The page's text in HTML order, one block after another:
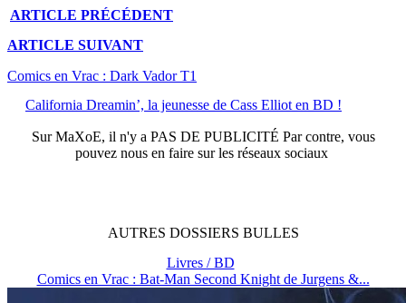
ARTICLE PRÉCÉDENT
ARTICLE SUIVANT
Comics en Vrac : Dark Vador T1
California Dreamin’, la jeunesse de Cass Elliot en BD !
SurMaXoE, il n'y a PAS DE PUBLICITÉ Par contre, vous
pouvez nous en faire sur les réseaux sociaux
AUTRES DOSSIERS BULLES
Livres / BD
Comics en Vrac : Bat-Man Second Knight de Jurgens &...